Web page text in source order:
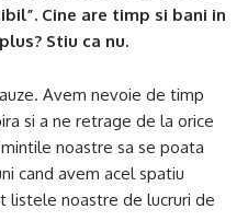
Cine are timp si bani in
Stiu ca nu.
Avem nevoie de timp
si a ne retrage de la orice
noastre sa se poata
cand avem acel spatiu
listele noastre de lucruri de